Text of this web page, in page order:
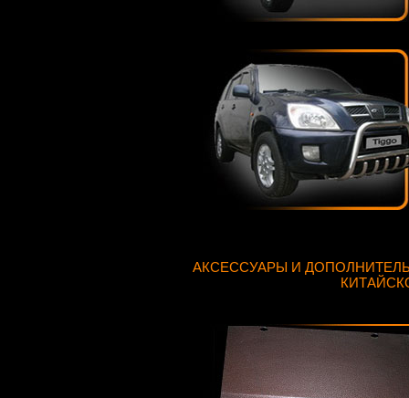
АКСЕССУАРЫ И